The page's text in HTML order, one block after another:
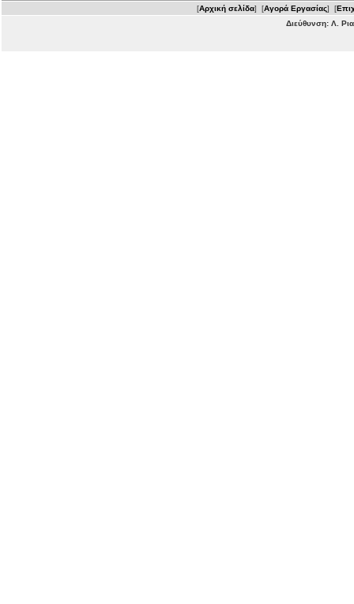
[Αρχική σελίδα] [Αγορά Εργασίας] [
Διεύθυνση: Λ.